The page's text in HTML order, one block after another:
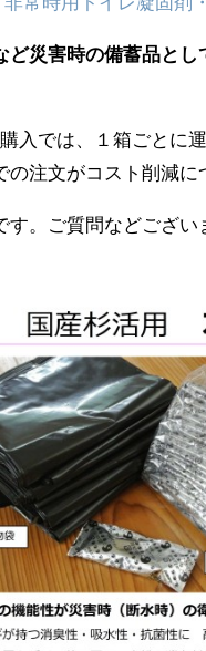
ど災害時の備蓄品と
では、１箱ごとに
注文がコスト削減に
。ご質問などござい